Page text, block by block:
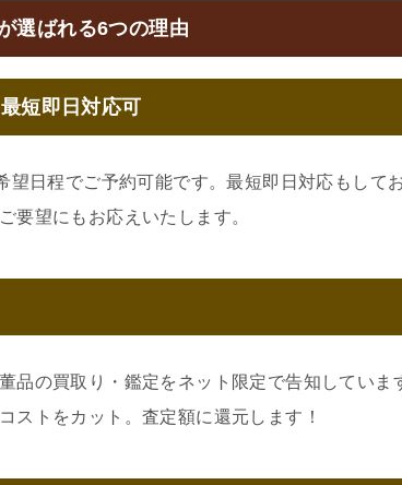
選ばれる6つの理由
短即日対応可
望日程でご予約可能です。最短即日対応もして
要望にもお応えいたします。
品の買取り・鑑定をネット限定で告知していま
ストをカット。査定額に還元します！